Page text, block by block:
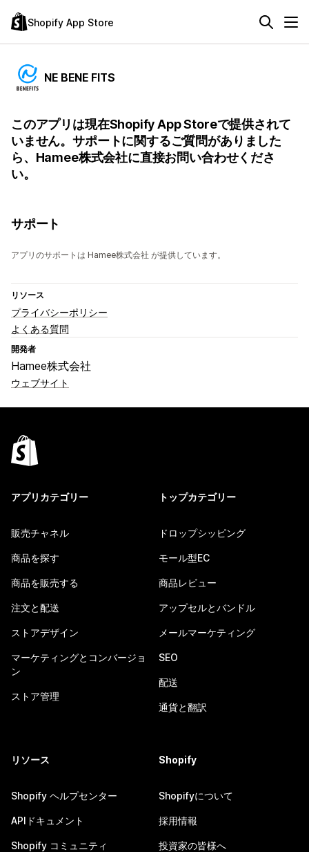
Shopify App Store
NE BENE FITS
このアプリは現在Shopify App Storeで提供されて
いません。サポートに関するご質問がありました
ら、Hamee株式会社に直接お問い合わせくださ
い。
サポート
アプリのサポートは Hamee株式会社 が提供しています。
リソース
プライバシーポリシー
よくある質問
開発者
Hamee株式会社
ウェブサイト
アプリカテゴリー
販売チャネル
商品を探す
商品を販売する
注文と配送
ストアデザイン
マーケティングとコンバージョ
ン
ストア管理
トップカテゴリー
ドロップシッピング
モール型EC
商品レビュー
アップセルとバンドル
メールマーケティング
SEO
配送
通貨と翻訳
リソース
Shopify ヘルプセンター
APIドキュメント
Shopify コミュニティ
Shopify
Shopifyについて
採用情報
投資家の皆様へ